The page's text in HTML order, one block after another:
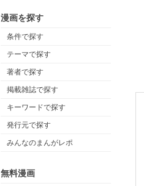
漫画を探す
条件で探す
テーマで探す
著者で探す
掲載雑誌で探す
キーワードで探す
発行元で探す
みんなのまんがレポ
無料漫画